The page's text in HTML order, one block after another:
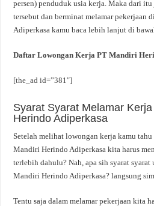
persen) penduduk usia kerja. Maka dari
tersebut dan berminat melamar pekerjaan
Adiperkasa kamu baca lebih lanjut di
Daftar Lowongan Kerja PT Mandiri
[the_ad id=”381″]
Syarat Syarat Melamar
Herindo Adiperkasa
Setelah melihat lowongan kerja kamu tahu
Mandiri Herindo Adiperkasa kita harus
terlebih dahulu? Nah, apa sih syarat
Mandiri Herindo Adiperkasa? langsung
Tentu saja dalam melamar pekerjaan kita